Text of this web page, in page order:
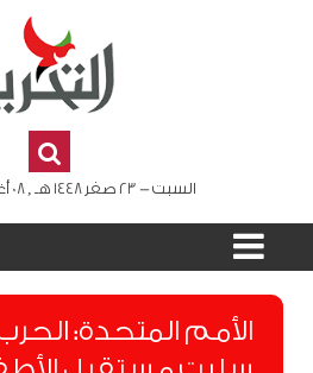
السبت - 23 صفر 1448 هـ , 08 أغسطس 2026 م
الأمم المتحدة: